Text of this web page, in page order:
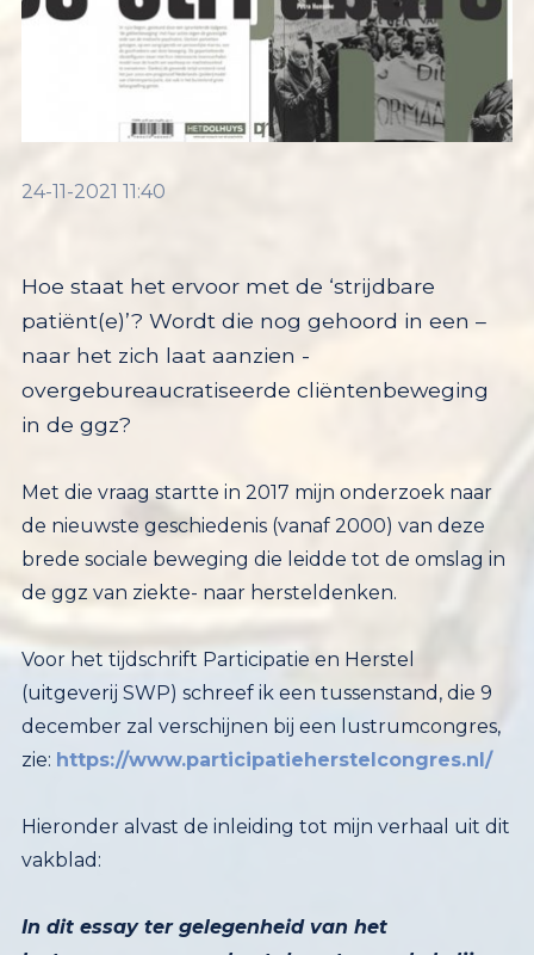
24-11-2021 11:40
Hoe staat het ervoor met de ‘strijdbare
patiënt(e)’? Wordt die nog gehoord in een –
naar het zich laat aanzien -
overgebureaucratiseerde cliëntenbeweging
in de ggz?
Met die vraag startte in 2017 mijn onderzoek naar
de nieuwste geschiedenis (vanaf 2000) van deze
brede sociale beweging die leidde tot de omslag in
de ggz van ziekte- naar hersteldenken.
Voor het tijdschrift Participatie en Herstel
(uitgeverij SWP) schreef ik een tussenstand, die 9
december zal verschijnen bij een lustrumcongres,
zie: https://www.participatieherstelcongres.nl/
Hieronder alvast de inleiding tot mijn verhaal uit dit
vakblad:
In dit essay ter gelegenheid van het
lustrumnummer verkent de auteur enkele lijnen
van de nieuwste geschiedenis van de ggz-
cliëntenbeweging sinds 2000:
ervaringsdeskundigheid, de invloed van
cliëntenraden ‘binnen de muren’, Mind als
netwerkorganisatie, veelbelovende
ontwikkelingen in de peer support en de invloed
van nieuwe kritische stemmen in de
‘Multilooggroepen’ op het denken over
psychisch lijden en medische diagnoses,
stemmen die ervoor zorgen dat het strijdbare